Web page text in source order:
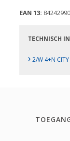
EAN 13:
TECHNISCH
› 2/W 4+N